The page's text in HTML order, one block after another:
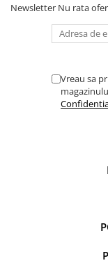
Newsletter Nu rata
Vreau sa